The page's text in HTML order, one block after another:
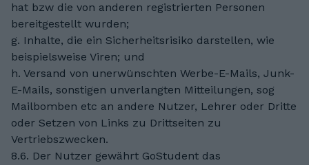
hat bzw die von anderen registrierten Personen
bereitgestellt wurden;
g. Inhalte, die ein Sicherheitsrisiko darstellen, wie
beispielsweise Viren; und
h. Versand von unerwünschten Werbe-E-Mails, Junk-
E-Mails, sonstigen unverlangten Mitteilungen, sog
Mailbomben etc an andere Nutzer, Lehrer oder Dritte
oder Setzen von Links zu Drittseiten zu
Vertriebszwecken.
8.6. Der Nutzer gewährt GoStudent das